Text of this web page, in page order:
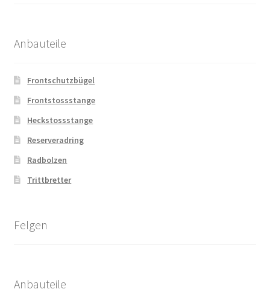
Anbauteile
Frontschutzbügel
Frontstossstange
Heckstossstange
Reserveradring
Radbolzen
Trittbretter
Felgen
Anbauteile